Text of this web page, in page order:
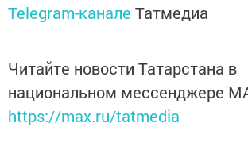
Telegram-канале Татмедиа
Читайте новости Татарстана в
национальном мессенджере
https://max.ru/tatmedia